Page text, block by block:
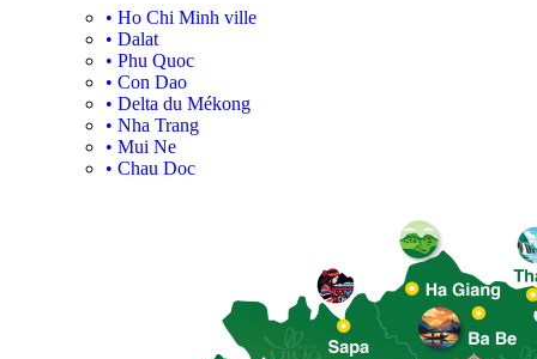
• Ho Chi Minh ville
• Dalat
• Phu Quoc
• Con Dao
• Delta du Mékong
• Nha Trang
• Mui Ne
• Chau Doc